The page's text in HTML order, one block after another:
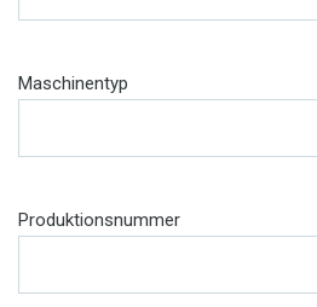
Maschinentyp
Produktionsnummer